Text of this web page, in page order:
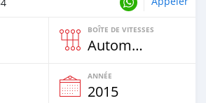
BOÎTE DE VITESSES
Automatique
ANNÉE
2015